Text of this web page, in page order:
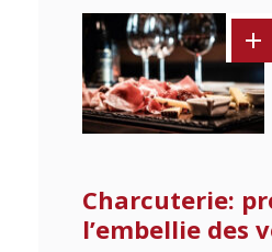
Charcuterie:
l’embellie des